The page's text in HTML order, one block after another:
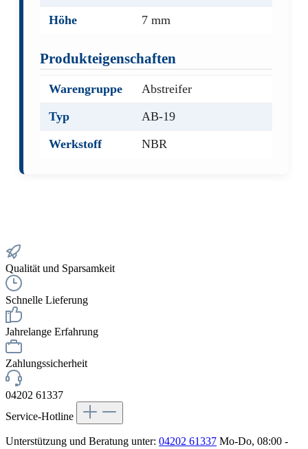
Höhe
7 mm
Produkteigenschaften
Warengruppe
Abstreifer
Typ
AB-19
Werkstoff
NBR
Qualität und Sparsamkeit
Schnelle Lieferung
Jahrelange Erfahrung
Zahlungssicherheit
04202 61337
Service-Hotline
Unterstützung und Beratung unter: 04202 61337 Mo-Do, 08:00 -